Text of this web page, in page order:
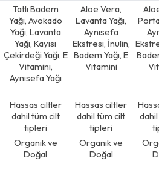
Tatlı Badem
Yağı, Avokado
Yağı, Lavanta
Yağı, Kayısı
Çekirdeği Yağı, E
Vitamini,
Aynısefa Yağı
Aloe Vera,
Lavanta Yağı,
Aynısefa
Ekstresi, İnulin,
Badem Yağı, E
Vitamini
Hassas ciltler
dahil tüm cilt
tipleri
Hassas ciltler
dahil tüm cilt
tipleri
Organik ve
Doğal
Organik ve
Doğal